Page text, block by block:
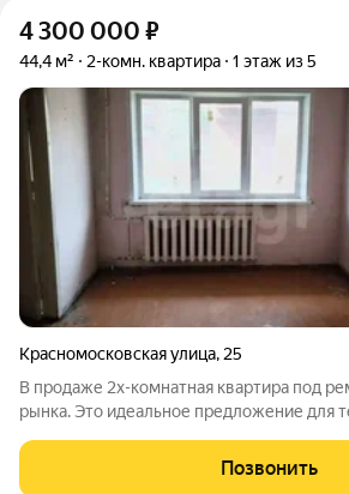
4 300 000 ₽
44,4 м² 2-комн. квартира 1 этаж из 5
Красномосковская улица, 25
В продаже 2х-комнатная квартира под
рынка. Это идеальное предложение для
Расположение квартиры не
Позвонить